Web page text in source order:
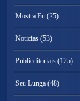
Mostra Eu (25)
Noticias (53)
Publieditoriais (125)
Seu Lunga (48)